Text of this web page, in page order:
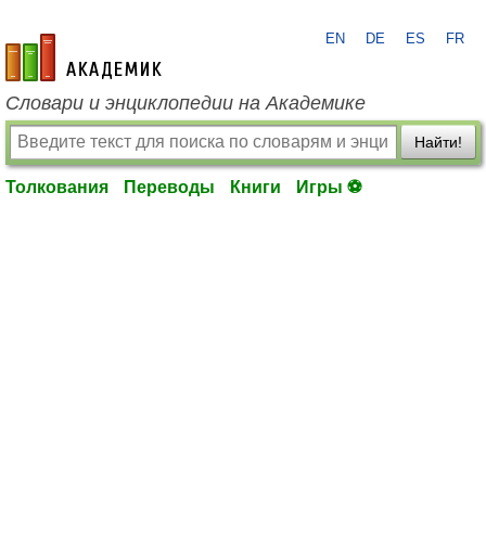
academic.ru
EN DE ES FR
Словари и энциклопедии на Академике
Найти!
Толкования Переводы Книги Игры ⚽